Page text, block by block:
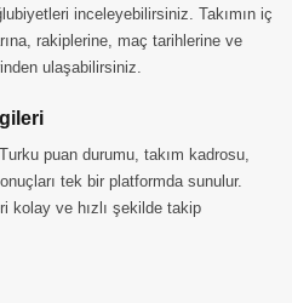
inceleyebilirsiniz. Takımın iç
rakiplerine, maç tarihlerine ve
ulaşabilirsiniz.
puan durumu, takım kadrosu,
tek bir platformda sunulur.
kolay ve hızlı şekilde takip